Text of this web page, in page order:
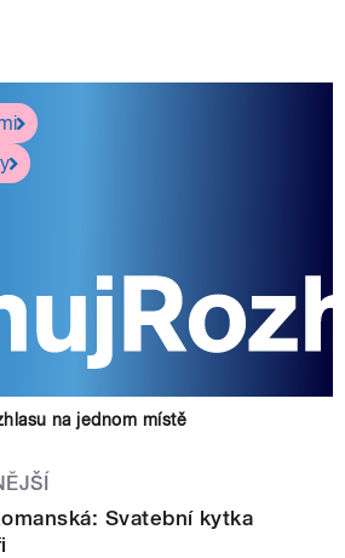
na jednom místě
Svatební kytka